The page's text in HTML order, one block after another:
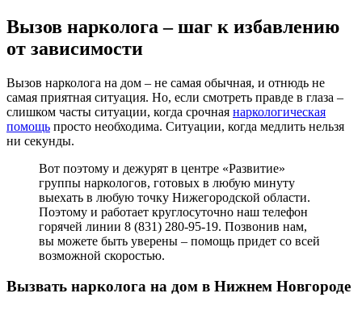
Вызов нарколога – шаг к избавлению
от зависимости
Вызов нарколога на дом – не самая обычная, и отнюдь не
самая приятная ситуация. Но, если смотреть правде в глаза –
слишком часты ситуации, когда срочная наркологическая
помощь просто необходима. Ситуации, когда медлить нельзя
ни секунды.
Вот поэтому и дежурят в центре «Развитие»
группы наркологов, готовых в любую минуту
выехать в любую точку Нижегородской области.
Поэтому и работает круглосуточно наш телефон
горячей линии 8 (831) 280-95-19. Позвонив нам,
вы можете быть уверены – помощь придет со всей
возможной скоростью.
Вызвать нарколога на дом в Нижнем Новгороде